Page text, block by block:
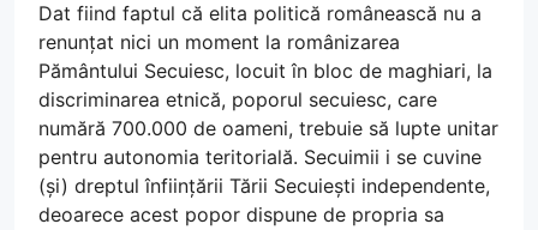
Dat fiind faptul că elita politică românească nu a
renunțat nici un moment la românizarea
Pământului Secuiesc, locuit în bloc de maghiari, la
discriminarea etnică, poporul secuiesc, care
numără 700.000 de oameni, trebuie să lupte unitar
pentru autonomia teritorială. Secuimii i se cuvine
(și) dreptul înființării Tării Secuiești independente,
deoarece acest popor dispune de propria sa